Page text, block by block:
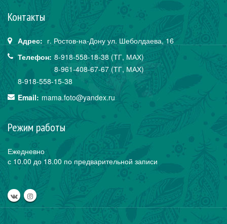
Контакты
Адрес: г. Ростов-на-Дону ул. Шеболдаева, 16
Телефон: 8-918-558-18-38 (ТГ, МАХ)
8-961-408-67-67 (ТГ, МАХ)
8-918-558-15-38
Email: mama.foto@yandex.ru
Режим работы
Ежедневно
с 10.00 до 18.00 по предварительной записи